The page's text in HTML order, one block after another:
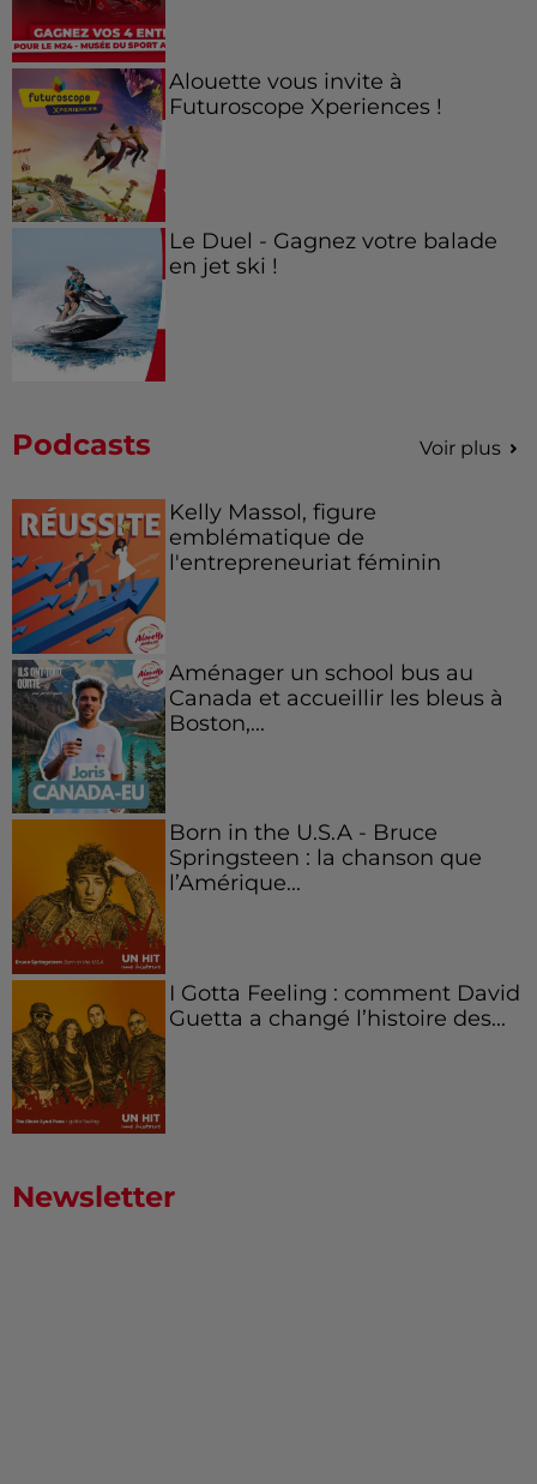
Alouette vous invite à
Futuroscope Xperiences !
Le Duel - Gagnez votre balade
en jet ski !
Podcasts Voir plus
Kelly Massol, figure
emblématique de
l'entrepreneuriat féminin
Aménager un school bus au
Canada et accueillir les bleus à
Boston,...
Born in the U.S.A - Bruce
Springsteen : la chanson que
l’Amérique...
I Gotta Feeling : comment David
Guetta a changé l’histoire des...
Newsletter